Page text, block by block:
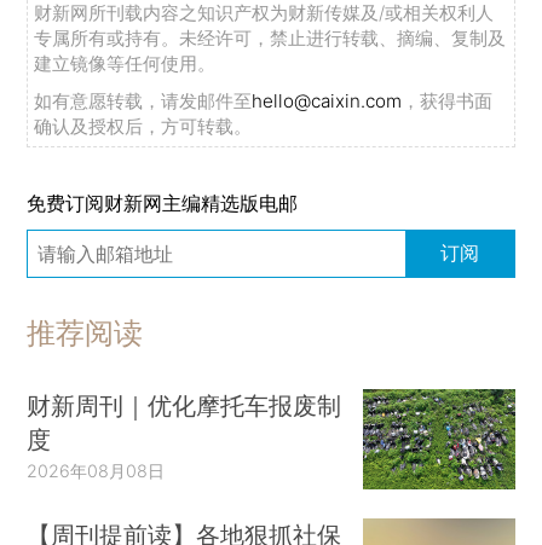
财新网所刊载内容之知识产权为财新传媒及/或相关权利人
专属所有或持有。未经许可，禁止进行转载、摘编、复制及
建立镜像等任何使用。
如有意愿转载，请发邮件至hello@caixin.com ，获得书面
确认及授权后，方可转载。
免费订阅财新网主编精选版电邮
订阅
推荐阅读
财新周刊｜优化摩托车报废制
度
2026年08月08日
【周刊提前读】各地狠抓社保